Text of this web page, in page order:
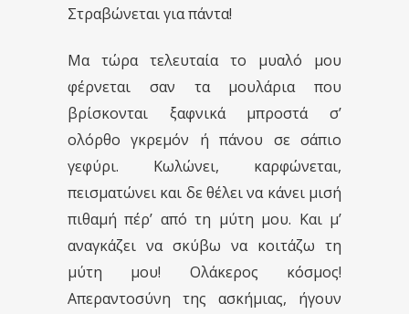
Στραβώνεται για πάντα!
Μα τώρα τελευταία το μυαλό μου
φέρνεται σαν τα μουλάρια που
βρίσκονται ξαφνικά μπροστά σ’
ολόρθο γκρεμόν ή πάνου σε σάπιο
γεφύρι. Κωλώνει, καρφώνεται,
πεισματώνει και δε θέλει να κάνει μισή
πιθαμή πέρ’ από τη μύτη μου. Και μ’
αναγκάζει να σκύβω να κοιτάζω τη
μύτη μου! Ολάκερος κόσμος!
Απεραντοσύνη της ασκήμιας, ήγουν